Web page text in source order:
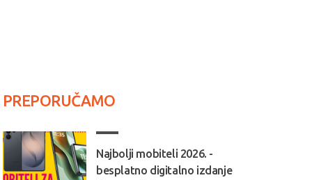
PREPORUČAMO
Najbolji mobiteli 2026. -
besplatno digitalno izdanje